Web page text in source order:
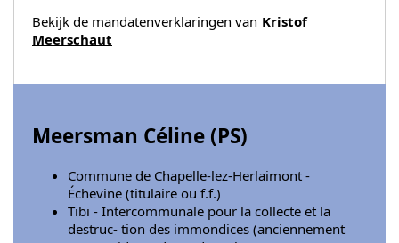
Bekijk de mandatenverklaringen van Kristof
Meerschaut
Meersman Céline (PS)
Commune de Chapelle-lez-Herlaimont -
Échevine (titulaire ou f.f.)
Tibi - Intercommunale pour la collecte et la
destruc- tion des immondices (anciennement